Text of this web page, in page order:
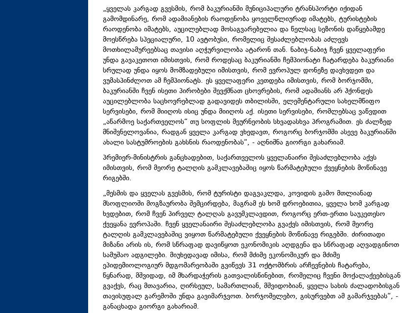
„ყველას კარგად გვესმის, რომ ბაკურიანში მუნიციპალური ტრანსპორტი იქიდან
გამომდინარე, რომ ადამიანების რაოდენობა ყოველწლიურად იმატებს, ტურისტების
რაოდენობა იმატებს, აუცილებლად მოსაგვარებელია და წელსაც სეზონის დაწყებამდე
მოესწრება სპეციალური, 10 ავტობუსი, რომელიც შესაძლებლობას აძლევს
მოთხილამურეებსაც თავისი აღჭურვილობა ატარონ თან. ნაბიჯ-ნაბიჯ ჩვენ ყველაფერი
უნდა გავაკეთოთ იმისთვის, რომ როდესაც ბაკურიანში ჩემპიონატი ჩატარდება ბაკურიანი
სრულად უნდა იყოს მომზადებული იმისთვის, რომ ევროპულ დონეზე დავხვდეთ და
ვუმასპინძლოთ ამ ჩემპიონატს. ეს ყველაფერი კეთდება იმისთვის, რომ ბორჯომში,
ბაკურიანში ჩვენ ისეთი პირობები შევქმნათ ცხოვრების, რომ ადამიანს არ ჰქონდეს
აუცილებლობა საცხოვრებლად გადავიდეს თბილისში, ელემენტარული სახელმწიფო
სერვისები, რომ მიიღოს ისიც უნდა მიიღოს აქ. ისეთი სერვისები, რომლებსაც ვაწვდით
„აწარმოე საქართველოს“ თუ სოფლის მეურნეობის სხვადასხვა პროგრამით. ეს ძალზედ
მნიშვნელოვანია, რადგან ყველა კარგად ვხედავთ, როგორც ბორჯომში ასევე ბაკურიანში
ახალი სასტუმროების გახსნის რაოდენობას“, - აღნიშნა გიორგი გახარიამ.
პრემიერ-მინისტრის განცხადებით, საქართველოს ყველანაირი შესაძლებლობა აქვს
იმისთვის, რომ მეორე ტალღის გამკლავებაშიც იყოს წარმატებული ქვეყნების მოწინავე
რიგებში.
„მესმის და ყველას გვესმის, რომ ტურისტი დაგვაკლდა, კოვიდის გამო მთლიანად
მსოფლიოში მოგზაურობა შემცირდება, მაგრამ ეს ხომ დროებითია, ყველა ხომ კარგად
ხვდებით, რომ ჩვენ პირველ ტალღას გავუმკლავდით, როგორც ერთ-ერთი საუკეთესო
ქვეყანა ევროპაში. ჩვენ ყველანაირი შესაძლებლობა გვაქვს იმისთვის, რომ მეორე
ტალღის გამკლავებაშიც ვიყოთ წარმატებული ქვეყნების მოწინავე რიგებში. ძირითადი
მიზანი არის ის, რომ სწრაფად დავიწყოთ ეკონომიკის აღდგენა და სწრაფად აღვადგინოთ
სამუშაო ადგილები. მიუხედავად იმისა, რომ მძიმე ეკონომიკურ და მძიმე
ეპიდემიოლოგიურ მდგომარეობაში გვიწევს 31 ოქტომბრის არჩევნების ჩატარება,
წყნარად, მშვიდად, იმ მხარდაჭერის გათვალისწინებით, რომელიც ჩვენი მოქალაქეებისგან
გვაქვს, რაც მთავარია, ღირსეულ, სამართლიან, მშვიდობიან, ყველა სახის ძალადობისგან
თავისუფალ გარემოში უნდა გავიმარჯვოთ. ბორჯომელებო, გისურვებთ ამ გამარჯვებას“, -
განაცხადა გიორგი გახარიამ.